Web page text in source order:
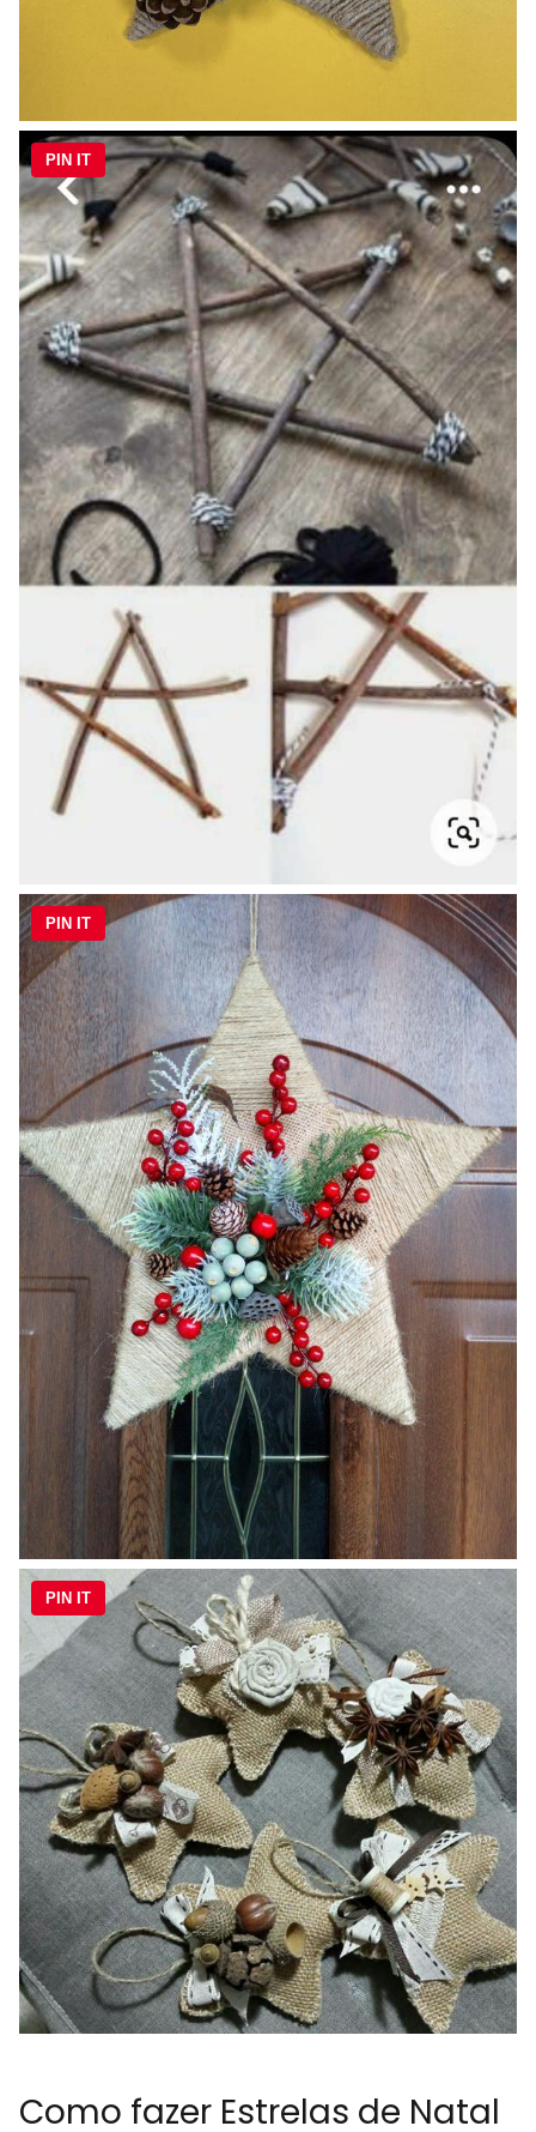
PIN IT
PIN IT
PIN IT
Como fazer Estrelas de Natal